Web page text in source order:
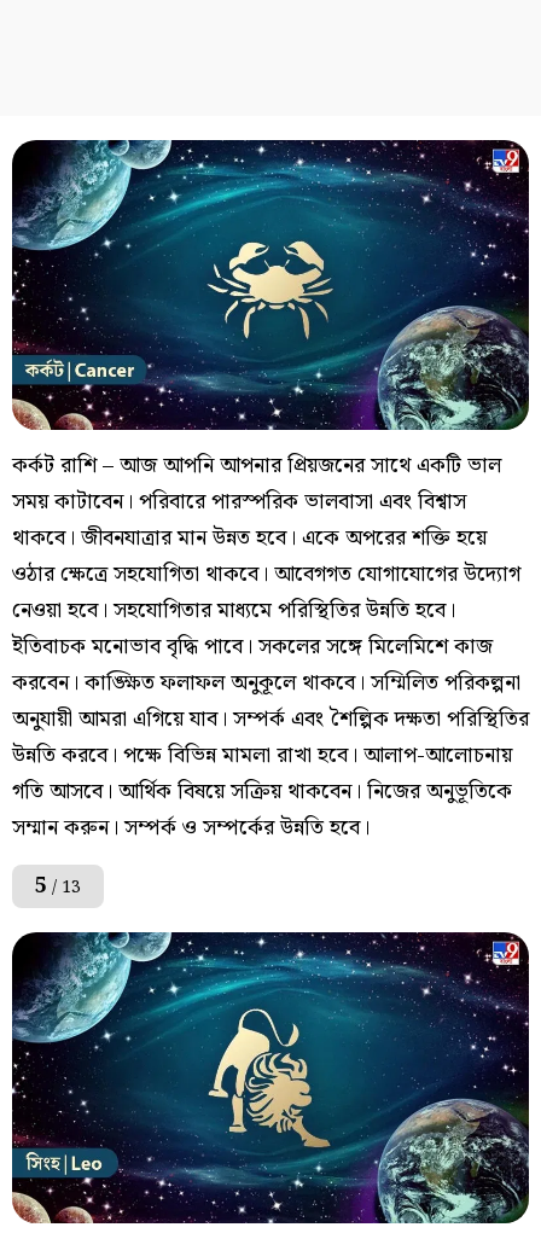
কর্কট রাশি – আজ আপনি আপনার প্রিয়জনের সাথে একটি ভাল
সময় কাটাবেন। পরিবারে পারস্পরিক ভালবাসা এবং বিশ্বাস
থাকবে। জীবনযাত্রার মান উন্নত হবে। একে অপরের শক্তি হয়ে
ওঠার ক্ষেত্রে সহযোগিতা থাকবে। আবেগগত যোগাযোগের উদ্যোগ
নেওয়া হবে। সহযোগিতার মাধ্যমে পরিস্থিতির উন্নতি হবে।
ইতিবাচক মনোভাব বৃদ্ধি পাবে। সকলের সঙ্গে মিলেমিশে কাজ
করবেন। কাঙ্ক্ষিত ফলাফল অনুকূলে থাকবে। সম্মিলিত পরিকল্পনা
অনুযায়ী আমরা এগিয়ে যাব। সম্পর্ক এবং শৈল্পিক দক্ষতা পরিস্থিতির
উন্নতি করবে। পক্ষে বিভিন্ন মামলা রাখা হবে। আলাপ-আলোচনায়
গতি আসবে। আর্থিক বিষয়ে সক্রিয় থাকবেন। নিজের অনুভূতিকে
সম্মান করুন। সম্পর্ক ও সম্পর্কের উন্নতি হবে।
5 / 13